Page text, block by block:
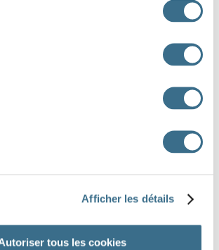
Afficher les détails
tous les cookies